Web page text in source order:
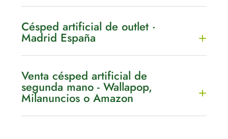
Césped artificial de outlet ·
Madrid España
Venta césped artificial de
segunda mano - Wallapop,
Milanuncios o Amazon